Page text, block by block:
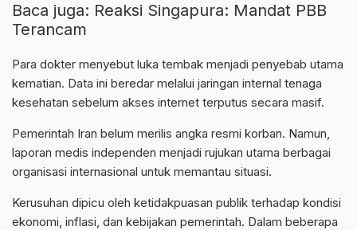
Baca juga: Reaksi Singapura: Mandat PBB
Terancam
Para dokter menyebut luka tembak menjadi penyebab utama
kematian. Data ini beredar melalui jaringan internal tenaga
kesehatan sebelum akses internet terputus secara masif.
Pemerintah Iran belum merilis angka resmi korban. Namun,
laporan medis independen menjadi rujukan utama berbagai
organisasi internasional untuk memantau situasi.
Kerusuhan dipicu oleh ketidakpuasan publik terhadap kondisi
ekonomi, inflasi, dan kebijakan pemerintah. Dalam beberapa